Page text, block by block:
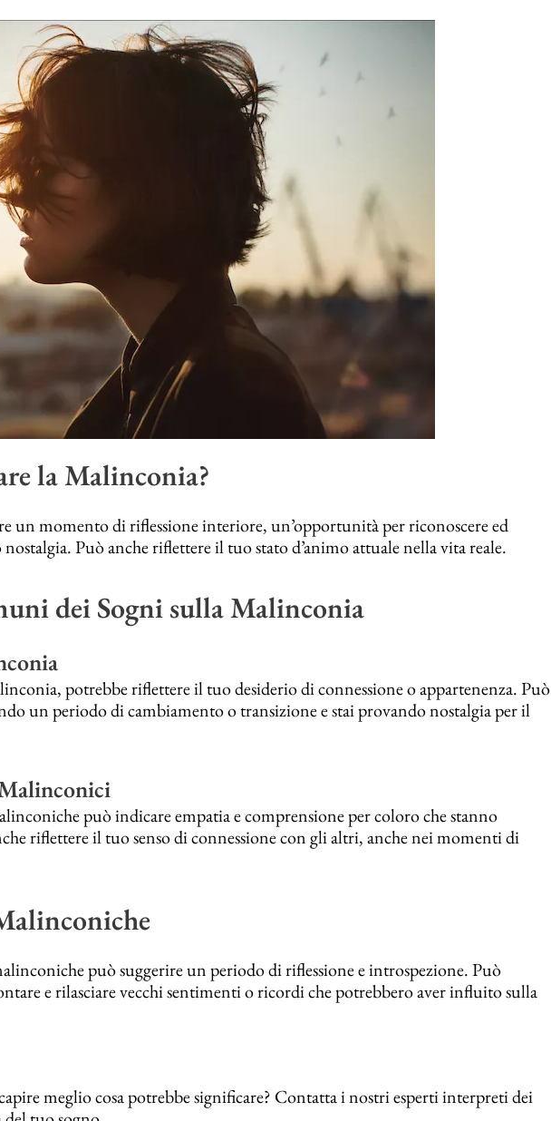
la Malinconia?
un momento di riflessione interiore, un’opportunità per riconoscere ed
Può anche riflettere il tuo stato d’animo attuale nella vita reale.
dei Sogni sulla Malinconia
potrebbe riflettere il tuo desiderio di connessione o appartenenza. Può
un periodo di cambiamento o transizione e stai provando nostalgia per il
può indicare empatia e comprensione per coloro che stanno
riflettere il tuo senso di connessione con gli altri, anche nei momenti di
può suggerire un periodo di riflessione e introspezione. Può
e rilasciare vecchi sentimenti o ricordi che potrebbero aver influito sulla
meglio cosa potrebbe significare? Contatta i nostri esperti interpreti dei